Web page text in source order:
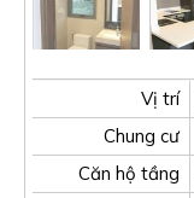
Vị trí
Chung cư
Căn hộ tầng